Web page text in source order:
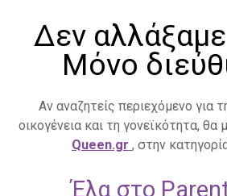
Δεν
Μόνο
Αν αναζητείς περιεχόμενο για
οικογένεια και τη γονεϊκότητα,
Queen.gr , στην
Έλα στο